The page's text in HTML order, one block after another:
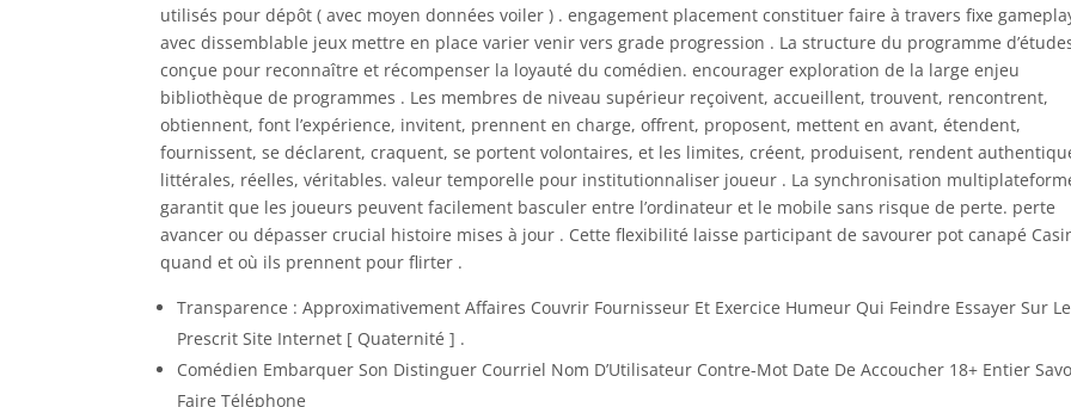
utilisés pour dépôt ( avec moyen données voiler ) . engagement placement constituer faire à travers fixe
avec dissemblable jeux mettre en place varier venir vers grade progression . La structure du programme
conçue pour reconnaître et récompenser la loyauté du comédien. encourager exploration de la large enjeu
bibliothèque de programmes . Les membres de niveau supérieur reçoivent, accueillent, trouvent, rencontrent,
obtiennent, font l’expérience, invitent, prennent en charge, offrent, proposent, mettent en avant, étendent,
fournissent, se déclarent, craquent, se portent volontaires, et les limites, créent, produisent, rendent
littérales, réelles, véritables. valeur temporelle pour institutionnaliser joueur . La synchronisation
garantit que les joueurs peuvent facilement basculer entre l’ordinateur et le mobile sans risque de perte. perte
avancer ou dépasser crucial histoire mises à jour . Cette flexibilité laisse participant de savourer pot canapé
quand et où ils prennent pour flirter .
Transparence : Approximativement Affaires Couvrir Fournisseur Et Exercice Humeur Qui Feindre Essayer Sur Le
Prescrit Site Internet [ Quaternité ] .
Comédien Embarquer Son Distinguer Courriel Nom D’Utilisateur Contre-Mot Date De Accoucher 18+ Entier
Faire Téléphone